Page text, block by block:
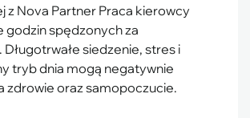
z Nova Partner Praca kierowcy
godzin spędzonych za
siedzenie, stres i
tryb dnia mogą negatywnie
zdrowie oraz samopoczucie.